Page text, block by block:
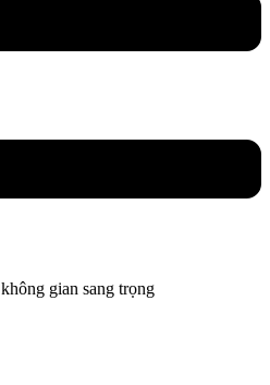
không gian sang trọng